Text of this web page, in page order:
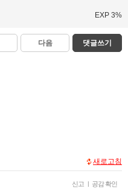
EXP 3%
다음 댓글쓰기
새로고침
신고 | 공감 확인